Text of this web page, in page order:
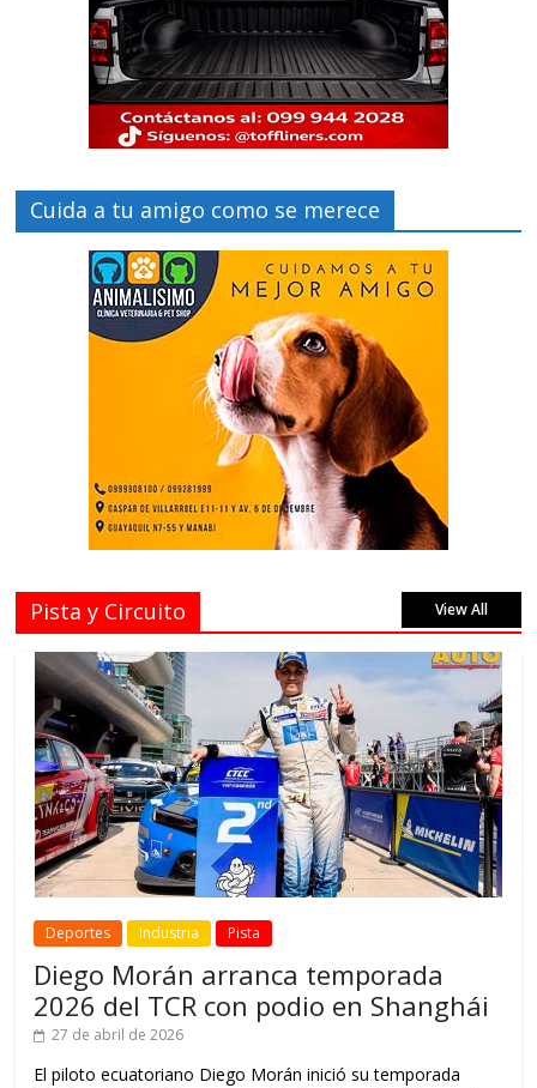
Cuida a tu amigo como se merece
Pista y Circuito View All
Deportes Industria Pista
Diego Morán arranca temporada
2026 del TCR con podio en Shanghái
27 de abril de 2026
El piloto ecuatoriano Diego Morán inició su temporada